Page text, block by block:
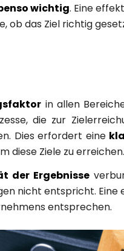
wichtig. Eine
ob das Ziel richtig
in allen
die zur
Dies erfordert eine
diese Ziele zu erreichen.
der Ergebnisse
nicht entspricht.
entsprechen.